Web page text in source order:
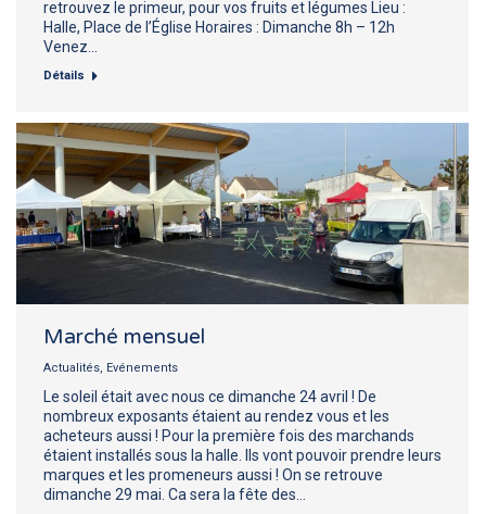
retrouvez le primeur, pour vos fruits et légumes Lieu :
Halle, Place de l’Église Horaires : Dimanche 8h – 12h
Venez…
Détails
Marché mensuel
Actualités, Evénements
Le soleil était avec nous ce dimanche 24 avril ! De
nombreux exposants étaient au rendez vous et les
acheteurs aussi ! Pour la première fois des marchands
étaient installés sous la halle. Ils vont pouvoir prendre leurs
marques et les promeneurs aussi ! On se retrouve
dimanche 29 mai. Ca sera la fête des…